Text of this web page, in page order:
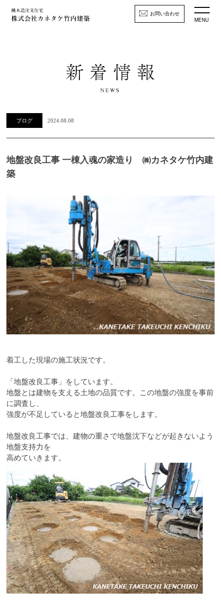
お問い合わせ
MENU
ブログ 2024.08.08
地盤改良工事 一棟入魂の家造り ㈱カネタケ竹内建
築
着工した現場の施工状況です。
「地盤改良工事」をしています。
地盤とは建物を支える土地の品質です。この地盤の強度を事前
に調査し、
強度が不足していると地盤改良工事をします。
地盤改良工事では、建物の重さで地盤沈下などが起きないよう
地盤支持力を
高めていきます。